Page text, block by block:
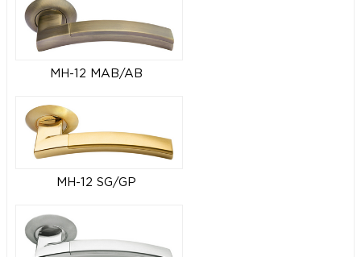
MH-12 MAB/AB
MH-12 SG/GP